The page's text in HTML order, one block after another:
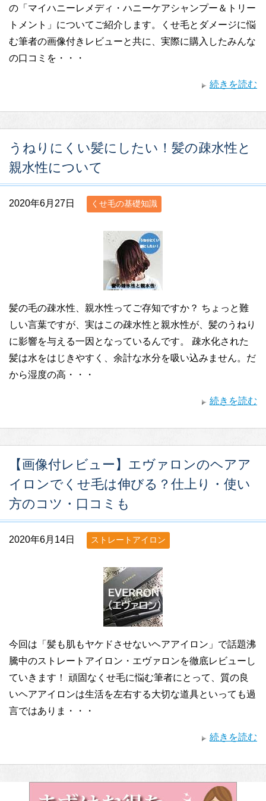
の「マイハニーレメディ・ハニーケアシャンプー＆トリー
トメント」についてご紹介します。くせ毛とダメージに悩
む筆者の画像付きレビューと共に、実際に購入したみんな
の口コミを・・・
続きを読む
うねりにくい髪にしたい！髪の疎水性と
親水性について
2020年6月27日 くせ毛の基礎知識
髪の毛の疎水性、親水性ってご存知ですか？ ちょっと難
しい言葉ですが、実はこの疎水性と親水性が、髪のうねり
に影響を与える一因となっているんです。 疎水化された
髪は水をはじきやすく、余計な水分を吸い込みません。だ
から湿度の高・・・
続きを読む
【画像付レビュー】エヴァロンのヘアア
イロンでくせ毛は伸びる？仕上り・使い
方のコツ・口コミも
2020年6月14日 ストレートアイロン
今回は「髪も肌もヤケドさせないヘアアイロン」で話題沸
騰中のストレートアイロン・エヴァロンを徹底レビューし
ていきます！ 頑固なくせ毛に悩む筆者にとって、質の良
いヘアアイロンは生活を左右する大切な道具といっても過
言ではありま・・・
続きを読む